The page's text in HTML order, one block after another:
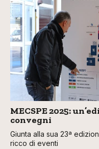
MECSPE 2025:
convegni
Giunta alla sua 23ª
ricco di eventi